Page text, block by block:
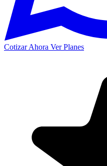
Cotizar Ahora Ver Planes